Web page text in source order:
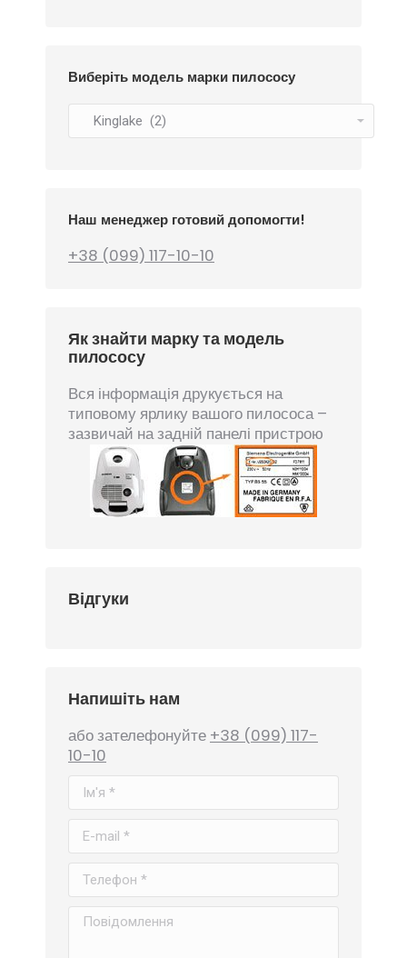
Виберіть модель марки пилососу
Наш менеджер готовий допомогти!
+38 (099) 117-10-10
Як знайти марку та модель
пилососу
Вся інформація друкується на
типовому ярлику вашого пилососа –
зазвичай на задній панелі пристрою
Відгуки
Напишіть нам
або зателефонуйте +38 (099) 117-
10-10
Ім'я *
E-mail *
Телефон *
Повідомлення